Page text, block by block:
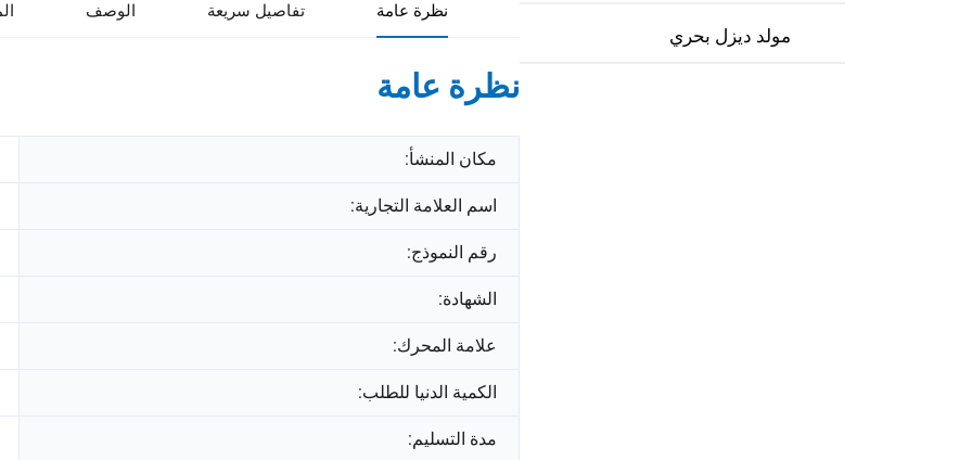
مولد ديزل بحري
نظرة عامة تفاصيل سريعة الوصف
نظرة عامة
مكان المنشأ:
اسم العلامة التجارية:
رقم النموذج:
الشهادة:
علامة المحرك:
الكمية الدنيا للطلب:
مدة التسليم: